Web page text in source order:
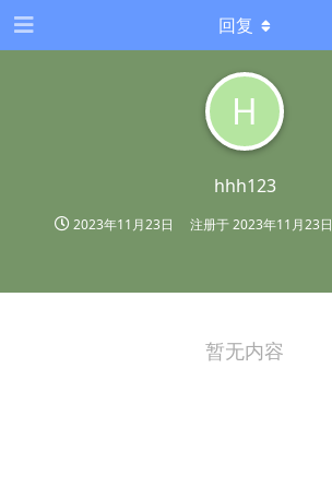
H
hhh123
2023年11月23日 注册于2023年11月23日
回复
暂无内容